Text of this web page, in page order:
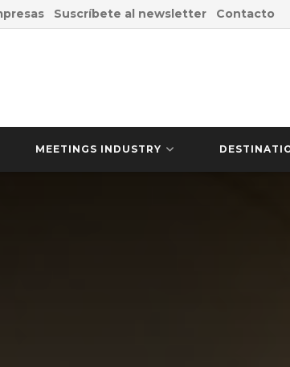
Suscríbete al newsletter Contacto
MEETINGS INDUSTRY